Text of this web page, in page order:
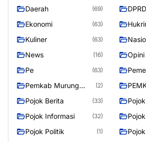
Daerah (69)
Ekonomi (63)
Kuliner (63)
News (16) Opini
Pe (63)
Pemkab Murung
(2)
Pojok Berita (33)
Pojok Informasi (32)
Pojok Politik (1)